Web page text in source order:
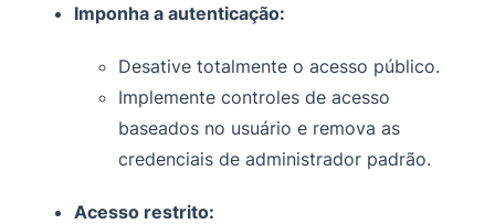
Imponha a autenticação:
Desative totalmente o acesso público.
Implemente controles de acesso
baseados no usuário e remova as
credenciais de administrador padrão.
Acesso restrito: